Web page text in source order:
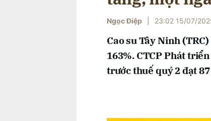
Ngọc Điệp 23:02 15/07/
Cao su Tây Ninh
163%. CTCP Phát
trước thuế quý 2 đạt